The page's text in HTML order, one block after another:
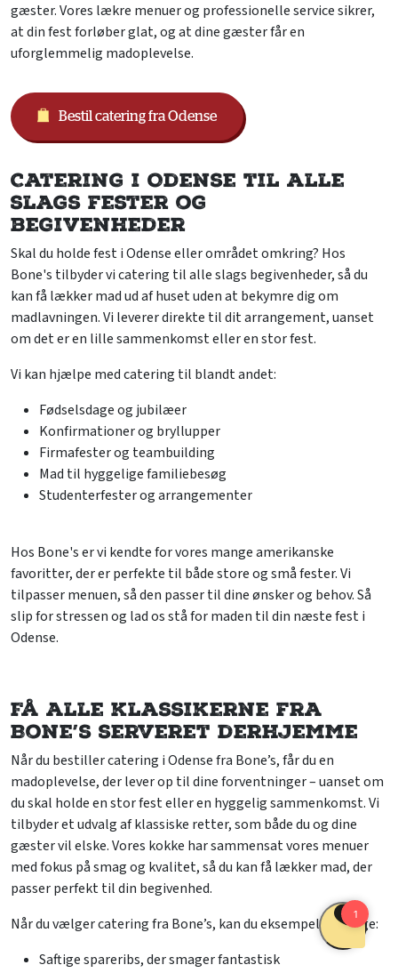
gæster. Vores lækre menuer og professionelle service sikrer,
at din fest forløber glat, og at dine gæster får en
uforglemmelig madoplevelse.
Bestil catering fra Odense
Catering i Odense til alle
slags fester og
begivenheder
Skal du holde fest i Odense eller området omkring? Hos
Bone's tilbyder vi catering til alle slags begivenheder, så du
kan få lækker mad ud af huset uden at bekymre dig om
madlavningen. Vi leverer direkte til dit arrangement, uanset
om det er en lille sammenkomst eller en stor fest.
Vi kan hjælpe med catering til blandt andet:
Fødselsdage og jubilæer
Konfirmationer og bryllupper
Firmafester og teambuilding
Mad til hyggelige familiebesøg
Studenterfester og arrangementer
Hos Bone's er vi kendte for vores mange amerikanske
favoritter, der er perfekte til både store og små fester. Vi
tilpasser menuen, så den passer til dine ønsker og behov. Så
slip for stressen og lad os stå for maden til din næste fest i
Odense.
Få alle klassikerne fra
Bone’s serveret derhjemme
Når du bestiller catering i Odense fra Bone’s, får du en
madoplevelse, der lever op til dine forventninger – uanset om
du skal holde en stor fest eller en hyggelig sammenkomst. Vi
tilbyder et udvalg af klassiske retter, som både du og dine
gæster vil elske. Vores kokke har sammensat vores menuer
med fokus på smag og kvalitet, så du kan få lækker mad, der
passer perfekt til din begivenhed.
Når du vælger catering fra Bone’s, kan du eksempelvis vælge:
Saftige spareribs, der smager fantastisk